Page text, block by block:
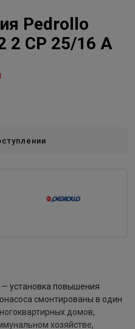
Pedrollo
2 CP 25/16 A
— установка повышения
смонтированы в один
домов,
хозяйстве,